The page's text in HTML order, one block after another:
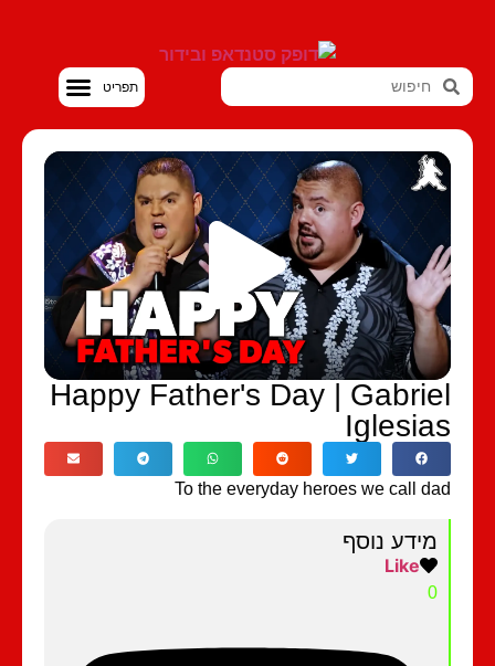
Happy Father's Day |
To the everyday heroes we call
מידע נוסף